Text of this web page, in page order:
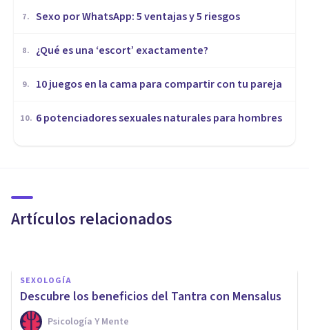
7. Sexo por WhatsApp: 5 ventajas y 5 riesgos
8. ¿Qué es una ‘escort’ exactamente?
9. 10 juegos en la cama para compartir con tu pareja
10. ​6 potenciadores sexuales naturales para hombres
Artículos relacionados
parejas más felices?
SEXOLOGÍA
Descubre los beneficios del Tantra con Mensalus
Psicología Y Mente